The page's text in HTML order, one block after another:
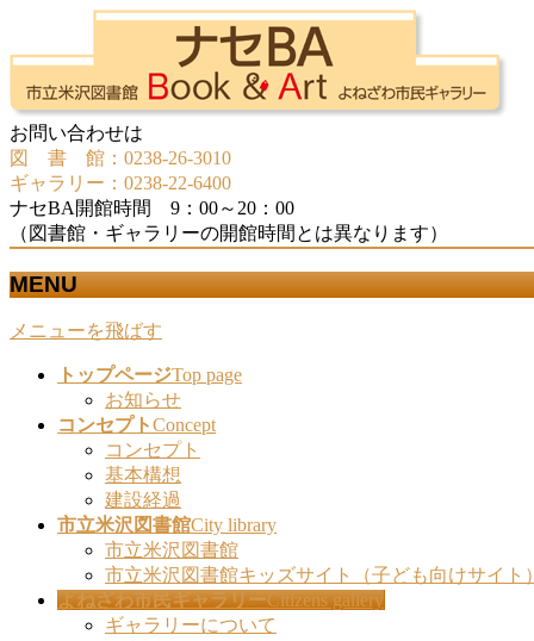
お問い合わせは
図 書 館：0238-26-3010
ギャラリー：0238-22-6400
ナセBA開館時間 9：00～20：00
（図書館・ギャラリーの開館時間とは異なります）
MENU
メニューを飛ばす
トップページTop page
お知らせ
コンセプトConcept
コンセプト
基本構想
建設経過
市立米沢図書館City library
市立米沢図書館
市立米沢図書館キッズサイト（子ども向けサイト）
よねざわ市民ギャラリーCitizens gallery
ギャラリーについて